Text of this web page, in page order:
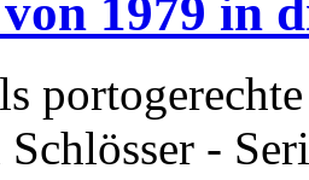
1979 in
-